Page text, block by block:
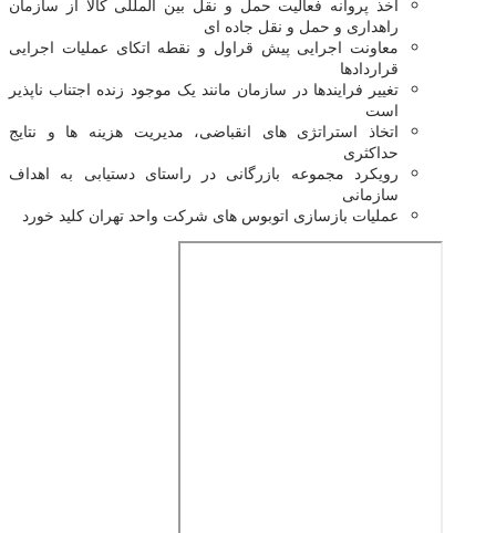
اخذ پروانه فعالیت حمل و نقل بین المللی کالا از سازمان
راهداری و حمل و نقل جاده ای
معاونت اجرایی پیش قراول و نقطه اتکای عملیات اجرایی
قراردادها
تغییر فرایندها در سازمان مانند یک موجود زنده اجتناب ناپذیر
است
اتخاذ استراتژی های انقباضی، مدیریت هزینه ها و نتایج
حداکثری
رویکرد مجموعه بازرگانی در راستای دستیابی به اهداف
سازمانی
عملیات بازسازی اتوبوس های شرکت واحد تهران کلید خورد